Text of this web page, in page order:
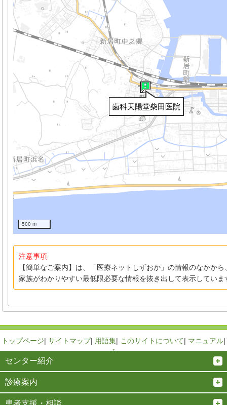
歯科天陽堂柴田医院
500 m
注意事項
【簡単なご案内】は、「医療ネットしずおか」の情報のなかか
家族がわかりやすい最低限必要な情報を抜き出して表示していま
トップページ| サイトマップ| 用語集| このサイトについて| マニュアル|
↑
センター紹介
診療案内
患者支援・相談